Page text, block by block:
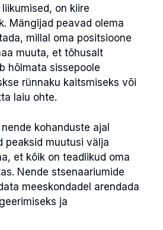
on kiire
Mängijad peavad olema
millal oma positsioone
muuta, et tõhusalt
hõlmata sissepoole
rünnaku kaitsmiseks või
laiu ohte.
kohanduste ajal
peaksid muutusi välja
et kõik on teadlikud oma
Nende stsenaariumide
meeskondadel arendada
ja